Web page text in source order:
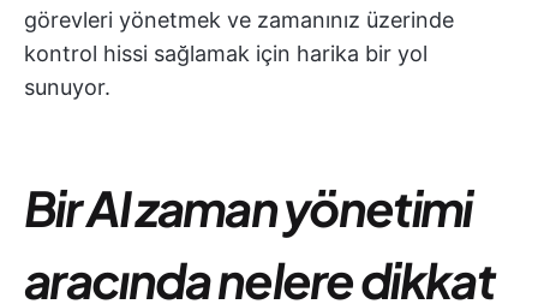
görevleri yönetmek ve zamanınız üzerinde
kontrol hissi sağlamak için harika bir yol
sunuyor.
Bir AI zaman yönetimi
aracında nelere dikkat